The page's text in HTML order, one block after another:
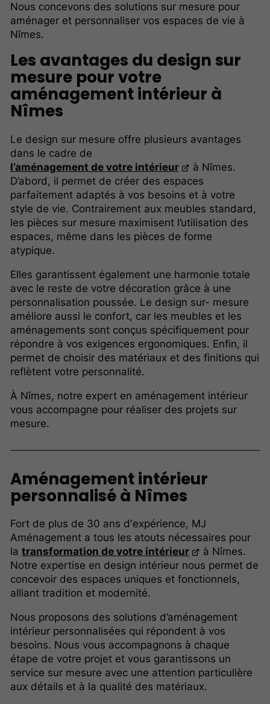
Nous concevons des solutions sur mesure pour
aménager et personnaliser vos espaces de vie à
Nîmes.
Les avantages du design sur
mesure pour votre
aménagement intérieur à
Nîmes
Le design sur mesure offre plusieurs avantages
dans le cadre de
l’aménagement de votre intérieur
à Nîmes.
D’abord, il permet de créer des espaces
parfaitement adaptés à vos besoins et à votre
style de vie. Contrairement aux meubles standard,
les pièces sur mesure maximisent l’utilisation des
espaces, même dans les pièces de forme
atypique.
Elles garantissent également une harmonie totale
avec le reste de votre décoration grâce à une
personnalisation poussée. Le design sur- mesure
améliore aussi le confort, car les meubles et les
aménagements sont conçus spécifiquement pour
répondre à vos exigences ergonomiques. Enfin, il
permet de choisir des matériaux et des finitions qui
reflètent votre personnalité.
À Nîmes, notre expert en aménagement intérieur
vous accompagne pour réaliser des projets sur
mesure.
Aménagement intérieur
personnalisé à Nîmes
Fort de plus de 30 ans d'expérience, MJ
Aménagement a tous les atouts nécessaires pour
la transformation de votre intérieur
à Nîmes.
Notre expertise en design intérieur nous permet de
concevoir des espaces uniques et fonctionnels,
alliant tradition et modernité.
Nous proposons des solutions d’aménagement
intérieur personnalisées qui répondent à vos
besoins. Nous vous accompagnons à chaque
étape de votre projet et vous garantissons un
service sur mesure avec une attention particulière
aux détails et à la qualité des matériaux.